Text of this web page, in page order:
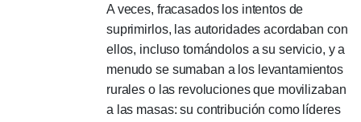
A veces, fracasados ​​los intentos de
suprimirlos, las autoridades acordaban con
ellos, incluso tomándolos a su servicio, y a
menudo se sumaban a los levantamientos
rurales o las revoluciones que movilizaban
a las masas: su contribución como líderes